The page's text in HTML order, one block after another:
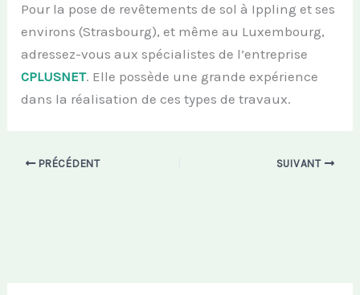
Pour la pose de revêtements de sol à Ippling et ses
environs (Strasbourg), et même au Luxembourg,
adressez-vous aux spécialistes de l’entreprise
CPLUSNET. Elle possède une grande expérience
dans la réalisation de ces types de travaux.
PRÉCÉDENT SUIVANT